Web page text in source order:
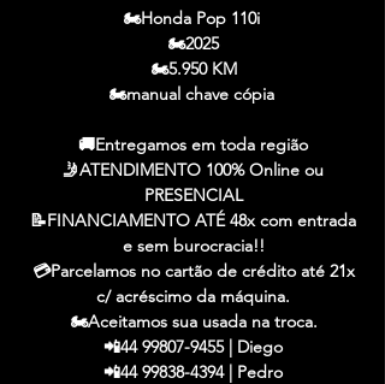
🏍️Honda Pop 110i
🏍️2025
🏍️5.950 KM
🏍️manual chave cópia
🚚Entregamos em toda região
🤳ATENDIMENTO 100% Online ou
PRESENCIAL
📝FINANCIAMENTO ATÉ 48x com entrada
e sem burocracia!!
💳Parcelamos no cartão de crédito até 21x
c/ acréscimo da máquina.
🏍️Aceitamos sua usada na troca.
📲44 99807-9455 | Diego
📲44 99838-4394 | Pedro